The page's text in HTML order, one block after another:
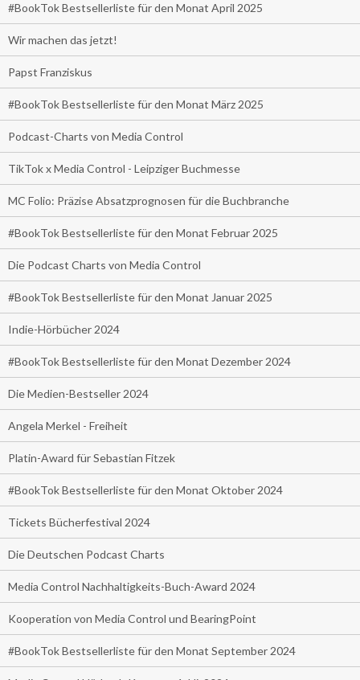
#BookTok Bestsellerliste für den Monat April 2025
Wir machen das jetzt!
Papst Franziskus
#BookTok Bestsellerliste für den Monat März 2025
Podcast-Charts von Media Control
TikTok x Media Control - Leipziger Buchmesse
MC Folio: Präzise Absatzprognosen für die Buchbranche
#BookTok Bestsellerliste für den Monat Februar 2025
Die Podcast Charts von Media Control
#BookTok Bestsellerliste für den Monat Januar 2025
Indie-Hörbücher 2024
#BookTok Bestsellerliste für den Monat Dezember 2024
Die Medien-Bestseller 2024
Angela Merkel - Freiheit
Platin-Award für Sebastian Fitzek
#BookTok Bestsellerliste für den Monat Oktober 2024
Tickets Bücherfestival 2024
Die Deutschen Podcast Charts
Media Control Nachhaltigkeits-Buch-Award 2024
Kooperation von Media Control und BearingPoint
#BookTok Bestsellerliste für den Monat September 2024